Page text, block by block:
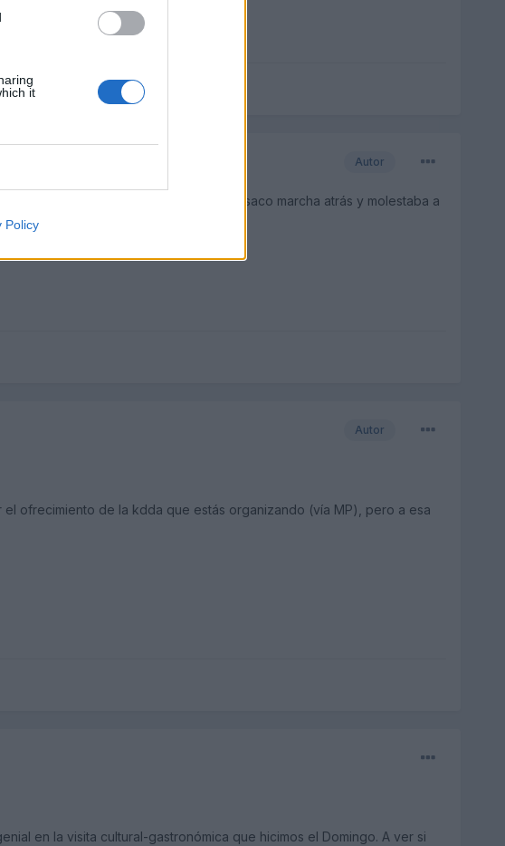
it
Policy
Autor
es que un A6 azul estaba dando por saco marcha atrás y molestaba a
Autor
ofrecimiento de la kdda que estás organizando (vía MP), pero a esa
en la visita cultural-gastronómica que hicimos el Domingo. A ver si